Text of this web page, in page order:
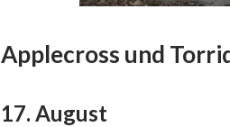
Applecross und
17. August